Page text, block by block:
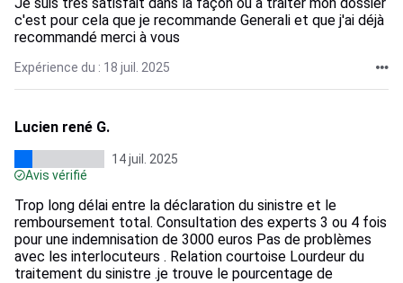
c'est pour cela que je recommande Generali et que j'ai déjà
recommandé merci à vous
Expérience du : 18 juil. 2025
Lucien rené G.
14 juil. 2025
Avis vérifié
Trop long délai entre la déclaration du sinistre et le
remboursement total. Consultation des experts 3 ou 4 fois
pour une indemnisation de 3000 euros Pas de problèmes
avec les interlocuteurs . Relation courtoise Lourdeur du
traitement du sinistre .je trouve le pourcentage de